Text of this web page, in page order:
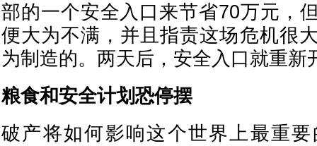
部的一个安全入口来节省70万元，
便大为不满，并且指责这场危机很
为制造的。两天后，安全入口就重新
粮食和安全计划恐停摆
破产将如何影响这个世界上最重